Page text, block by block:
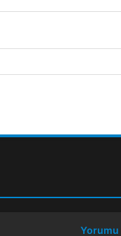
Yorumu